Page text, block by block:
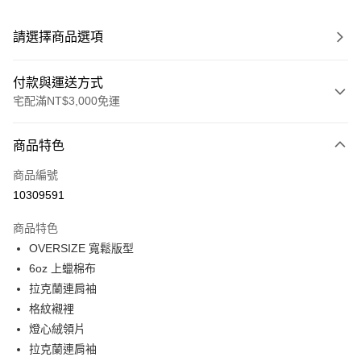
請選擇商品選項
付款與運送方式
宅配滿NT$3,000免運
信用卡一次付款
信用卡分期付款
合作金庫商業銀行
華南商業銀行
上海商業儲蓄銀行
國泰世華商業銀行
臺灣中小企業銀行
匯豐（台灣）商業銀行
聯邦商業銀行
元大商業銀行
Apple Pay
街口支付
悠遊付
商品特色
商品編號
10309591
商品特色
OVERSIZE 寬鬆版型
6oz 上蠟棉布
拉克蘭連肩袖
格紋襯裡
燈心絨領片
拉克蘭連肩袖